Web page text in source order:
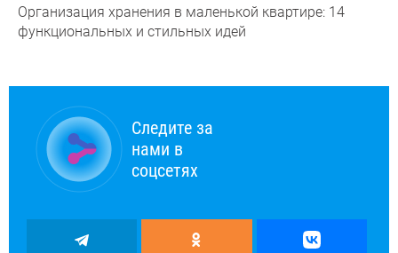
Организация хранения в маленькой квартире: 14
функциональных и стильных идей
Следите за
нами в
соцсетях